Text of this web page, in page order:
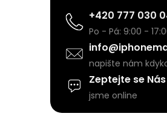
a
+420 777 030
Po - Pá: 9:00 -
napište nám
Zeptejte se Nás
jsme online